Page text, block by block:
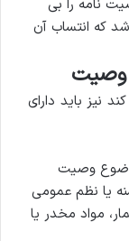
نامه را بی
که انتساب آن
باید دارای
وصیت
یا نظم عمومی
مواد مخدر یا